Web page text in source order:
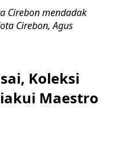
Cirebon mendadak
Cirebon, Agus
Koleksi
Maestro